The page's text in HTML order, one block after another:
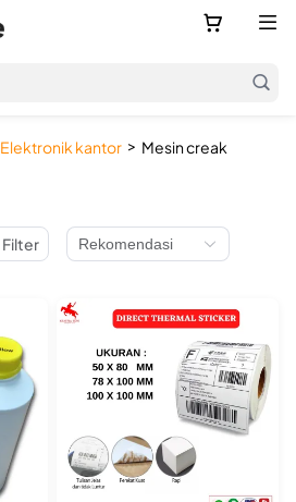
 

Elektronik kantor > Mesin creak
Filter